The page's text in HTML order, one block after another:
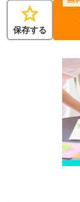
star
保存する